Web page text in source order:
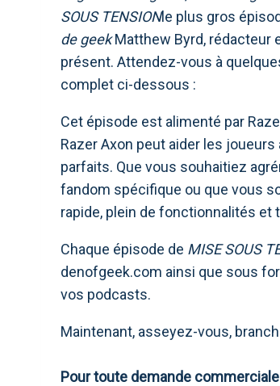
SOUS TENSIONle plus gros
de geekMatthew Byrd, rédacteur
présent. Attendez-vous à
complet ci-dessous :
Cet épisode est alimenté par
Razer Axon peut aider les
parfaits. Que vous souhaitiez
fandom spécifique ou que vous
rapide, plein de fonctionnalités et
Chaque épisode de MISE SOUS
denofgeek.com ainsi que sous
vos podcasts.
Maintenant, asseyez-vous,
Pour toute demande